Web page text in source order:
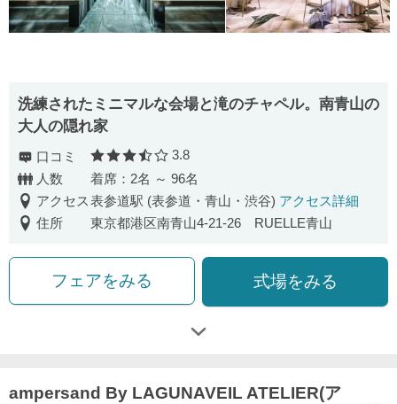
洗練されたミニマルな会場と滝のチャペル。南青山の
大人の隠れ家
口コミ 口コミ評価
3.8
人数
着席：2名 ～ 96名
アクセス表参道駅 (表参道・青山・渋谷) アクセス詳細
住所
東京都港区南青山4-21-26 RUELLE青山
フェアをみる 式場をみる
ampersand By LAGUNAVEIL ATELIER(ア